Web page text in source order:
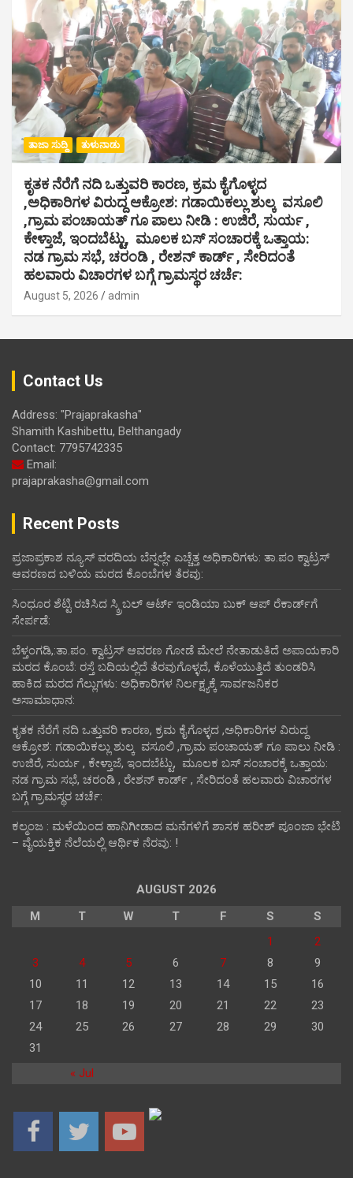
ತಾಜಾ ಸುದ್ದಿ ತುಳುನಾಡು
ಕೃತಕ ನೆರೆಗೆ ನದಿ ಒತ್ತುವರಿ ಕಾರಣ, ಕ್ರಮ ಕೈಗೊಳ್ಳದ
,ಅಧಿಕಾರಿಗಳ ವಿರುದ್ದ ಆಕ್ರೋಶ: ಗಡಾಯಿಕಲ್ಲು ಶುಲ್ಕ ವಸೂಲಿ
,ಗ್ರಾಮ ಪಂಚಾಯತ್ ಗೂ ಪಾಲು ನೀಡಿ : ಉಜಿರೆ, ಸುರ್ಯ ,
ಕೇಳ್ತಾಜೆ, ಇಂದಬೆಟ್ಟು, ಮೂಲಕ ಬಸ್ ಸಂಚಾರಕ್ಕೆ ಒತ್ತಾಯ:
ನಡ ಗ್ರಾಮ ಸಭೆ, ಚರಂಡಿ , ರೇಶನ್ ಕಾರ್ಡ್ , ಸೇರಿದಂತೆ
ಹಲವಾರು ವಿಚಾರಗಳ ಬಗ್ಗೆ ಗ್ರಾಮಸ್ಥರ ಚರ್ಚೆ:
August 5, 2026 admin
Contact Us
Address: "Prajaprakasha"
Shamith Kashibettu, Belthangady
Contact: 7795742335
Email:
prajaprakasha@gmail.com
Recent Posts
ಪ್ರಜಾಪ್ರಕಾಶ ನ್ಯೂಸ್ ವರದಿಯ ಬೆನ್ನಲ್ಲೇ ಎಚ್ಚೆತ್ತ ಅಧಿಕಾರಿಗಳು: ತಾ.ಪಂ ಕ್ವಾಟ್ರಸ್
ಆವರಣದ ಬಳಿಯ ಮರದ ಕೊಂಬೆಗಳ ತೆರವು:
ಸಿಂಧೂರ ಶೆಟ್ಟಿ ರಚಿಸಿದ ಸ್ಕ್ರಿಬಲ್ ಆರ್ಟ್ ಇಂಡಿಯಾ ಬುಕ್ ಆಪ್ ರೆಕಾರ್ಡ್‌ಗೆ
ಸೇರ್ಪಡೆ:
ಬೆಳ್ತಂಗಡಿ,:ತಾ.ಪಂ‌. ಕ್ವಾಟ್ರಸ್ ಆವರಣ ಗೋಡೆ ಮೇಲೆ ನೇತಾಡುತಿದೆ ಅಪಾಯಕಾರಿ
ಮರದ ಕೊಂಬೆ: ರಸ್ತೆ ಬದಿಯಲ್ಲಿದೆ ತೆರವುಗೊಳ್ಳದೆ, ಕೊಳೆಯುತ್ತಿದೆ ತುಂಡರಿಸಿ
ಹಾಕಿದ ಮರದ ಗೆಲ್ಲುಗಳು: ಅಧಿಕಾರಿಗಳ ನಿರ್ಲಕ್ಷ್ಯಕ್ಕೆ ಸಾರ್ವಜನಿಕರ
ಅಸಾಮಾಧಾನ:
ಕೃತಕ ನೆರೆಗೆ ನದಿ ಒತ್ತುವರಿ ಕಾರಣ, ಕ್ರಮ ಕೈಗೊಳ್ಳದ ,ಅಧಿಕಾರಿಗಳ ವಿರುದ್ದ
ಆಕ್ರೋಶ: ಗಡಾಯಿಕಲ್ಲು ಶುಲ್ಕ ವಸೂಲಿ ,ಗ್ರಾಮ ಪಂಚಾಯತ್ ಗೂ ಪಾಲು ನೀಡಿ :
ಉಜಿರೆ, ಸುರ್ಯ , ಕೇಳ್ತಾಜೆ, ಇಂದಬೆಟ್ಟು, ಮೂಲಕ ಬಸ್ ಸಂಚಾರಕ್ಕೆ ಒತ್ತಾಯ:
ನಡ ಗ್ರಾಮ ಸಭೆ, ಚರಂಡಿ , ರೇಶನ್ ಕಾರ್ಡ್ , ಸೇರಿದಂತೆ ಹಲವಾರು ವಿಚಾರಗಳ
ಬಗ್ಗೆ ಗ್ರಾಮಸ್ಥರ ಚರ್ಚೆ:
ಕಲ್ಮಂಜ : ಮಳೆಯಿಂದ ಹಾನಿಗೀಡಾದ ಮನೆಗಳಿಗೆ ಶಾಸಕ ಹರೀಶ್ ಪೂಂಜಾ ಭೇಟಿ
– ವೈಯಕ್ತಿಕ ನೆಲೆಯಲ್ಲಿ ಆರ್ಥಿಕ‌ ನೆರವು: !
AUGUST 2026
M
T W T F S S
« Jul
1
2
3
4 5 6 7 8
9
10
11 12 13 14 15
16
17
18 19 20 21 22
23
24
25 26 27 28 29
30
31